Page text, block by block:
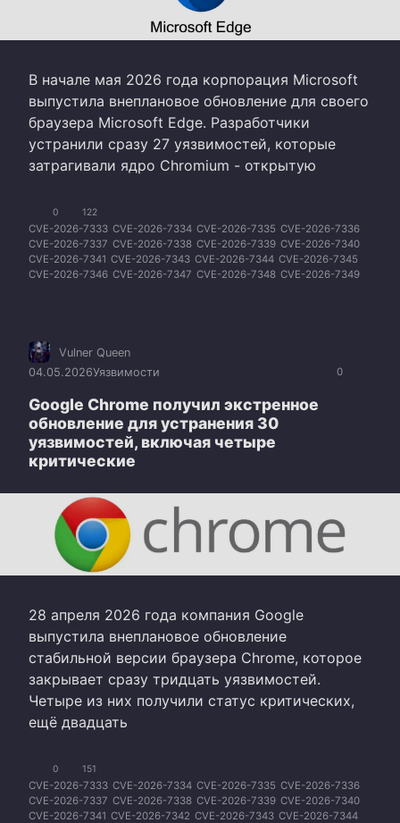
В начале мая 2026 года корпорация Microsoft
выпустила внеплановое обновление для своего
браузера Microsoft Edge. Разработчики
устранили сразу 27 уязвимостей, которые
затрагивали ядро Chromium - открытую
0 122
CVE-2026-7333 CVE-2026-7334 CVE-2026-7335 CVE-2026-7336
CVE-2026-7337 CVE-2026-7338 CVE-2026-7339 CVE-2026-7340
CVE-2026-7341 CVE-2026-7343 CVE-2026-7344 CVE-2026-7345
CVE-2026-7346 CVE-2026-7347 CVE-2026-7348 CVE-2026-7349
0
Vulner Queen
04.05.2026Уязвимости
Google Chrome получил экстренное
обновление для устранения 30
уязвимостей, включая четыре
критические
28 апреля 2026 года компания Google
выпустила внеплановое обновление
стабильной версии браузера Chrome, которое
закрывает сразу тридцать уязвимостей.
Четыре из них получили статус критических,
ещё двадцать
0 151
CVE-2026-7333 CVE-2026-7334 CVE-2026-7335 CVE-2026-7336
CVE-2026-7337 CVE-2026-7338 CVE-2026-7339 CVE-2026-7340
CVE-2026-7341 CVE-2026-7342 CVE-2026-7343 CVE-2026-7344